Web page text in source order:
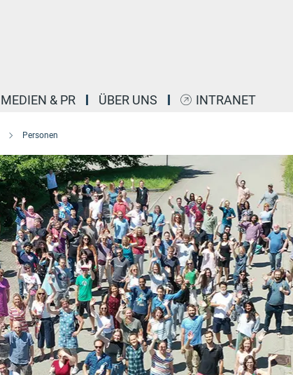
MEDIEN & PR ÜBER UNS INTRANET
Personen